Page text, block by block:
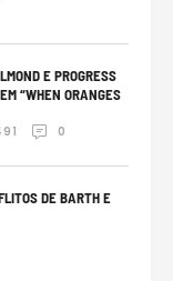
E PROGRESS
“WHEN ORANGES
0
DE BARTH E